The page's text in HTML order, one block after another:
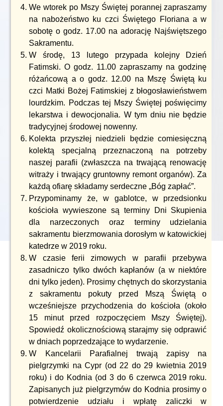
We wtorek po Mszy Świętej porannej zapraszamy
na nabożeństwo ku czci Świętego Floriana a w
sobotę o godz. 17.00 na adorację Najświętszego
Sakramentu.
W środę, 13 lutego przypada kolejny Dzień
Fatimski. O godz. 11.00 zapraszamy na godzinę
różańcową a o godz. 12.00 na Mszę Świętą ku
czci Matki Bożej Fatimskiej z błogosławieństwem
lourdzkim. Podczas tej Mszy Świętej poświęcimy
lekarstwa i dewocjonalia. W tym dniu nie będzie
tradycyjnej środowej nowenny.
Kolekta przyszłej niedzieli będzie comiesięczną
kolektą specjalną przeznaczoną na potrzeby
naszej parafii (zwłaszcza na trwającą renowację
witraży i trwający gruntowny remont organów). Za
każdą ofiarę składamy serdeczne „Bóg zapłać”.
Przypominamy że, w gablotce, w przedsionku
kościoła wywieszone są terminy Dni Skupienia
dla narzeczonych oraz terminy udzielania
sakramentu bierzmowania dorosłym w katowickiej
katedrze w 2019 roku.
W czasie ferii zimowych w parafii przebywa
zasadniczo tylko dwóch kapłanów (a w niektóre
dni tylko jeden). Prosimy chętnych do skorzystania
z sakramentu pokuty przed Mszą Świętą o
wcześniejsze przychodzenia do kościoła (około
15 minut przed rozpoczęciem Mszy Świętej).
Spowiedź okolicznościową starajmy się odprawić
w dniach poprzedzające to wydarzenie.
W Kancelarii Parafialnej trwają zapisy na
pielgrzymki na Cypr (od 22 do 29 kwietnia 2019
roku) i do Kodnia (od 3 do 6 czerwca 2019 roku.
Zapisanych już pielgrzymów do Kodnia prosimy o
potwierdzenie udziału i wpłatę zaliczki w